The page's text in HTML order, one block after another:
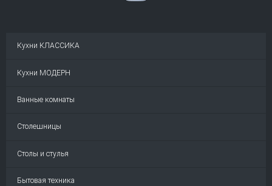
Кухни КЛАССИКА
Кухни МОДЕРН
Ванные комнаты
Столешницы
Столы и стулья
Бытовая техника